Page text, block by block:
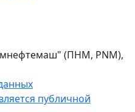
(ПНМ, PNM),
публичной